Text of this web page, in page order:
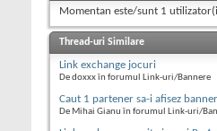
Momentan este/sunt 1
Thread-uri Similare
Link exchange jocuri
De doxxx în forumul Link-uri/Bannere
Caut 1 partener sa-i afisez
De Mihai Gianu în forumul Link-uri/